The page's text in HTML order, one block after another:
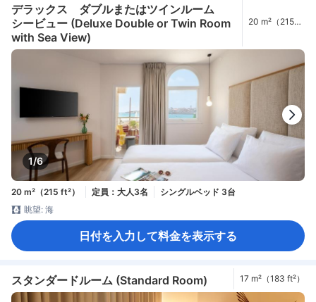
デラックス ダブルまたはツインルーム
シービュー (Deluxe Double or Twin Room
with Sea View)
20 m²（215
1/6
20 m²（215 ft²） 定員：大人3名
シングルベッド 3台
眺望: 海
日付を入力して料金を表示する
スタンダードルーム (Standard Room) 17 m²（183 ft²）